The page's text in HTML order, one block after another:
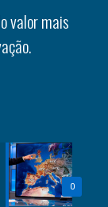
valor mais
0